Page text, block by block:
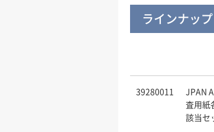
ラインナップ
39280011
JPAN
査用紙
該当セ